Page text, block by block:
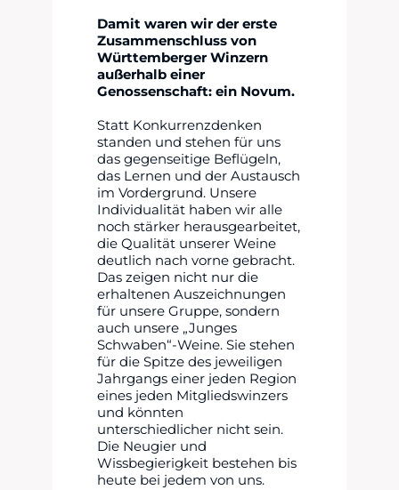
Damit waren wir der erste
Zusammenschluss von
Württemberger Winzern
außerhalb einer
Genossenschaft: ein Novum.
Statt Konkurrenzdenken
standen und stehen für uns
das gegenseitige Beflügeln,
das Lernen und der Austausch
im Vordergrund. Unsere
Individualität haben wir alle
noch stärker herausgearbeitet,
die Qualität unserer Weine
deutlich nach vorne gebracht.
Das zeigen nicht nur die
erhaltenen Auszeichnungen
für unsere Gruppe, sondern
auch unsere „Junges
Schwaben“-Weine. Sie stehen
für die Spitze des jeweiligen
Jahrgangs einer jeden Region
eines jeden Mitgliedswinzers
und könnten
unterschiedlicher nicht sein.
Die Neugier und
Wissbegierigkeit bestehen bis
heute bei jedem von uns.